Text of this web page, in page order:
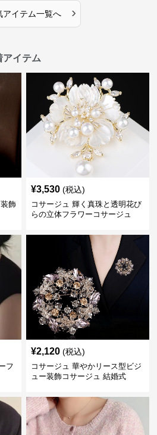
アイテム一覧へ ›
アイテム
飾
¥3,530 (税込)
コサージュ 輝く真珠と透明花び
らの立体フラワーコサージュ
フ
¥2,120 (税込)
コサージュ 華やかリース型ビジ
ュー装飾コサージュ 結婚式